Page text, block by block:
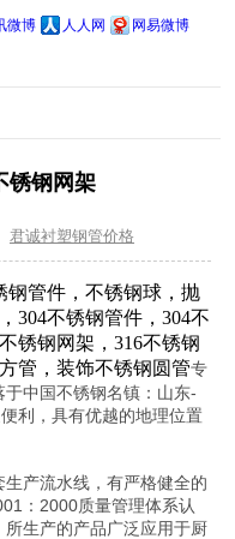
微博 人人网
网易微博
锈钢网架
君诚衬塑钢管价格
钢管件，不锈钢球，抛
304不锈钢管件，304不
锈钢网架，316不锈钢
管，装饰不锈钢圆管专
中国不锈钢名镇：山东-
利，具有优越的地理位置
产流水线，有严格健全的
：2000质量管理体系认
生产的产品广泛应用于厨